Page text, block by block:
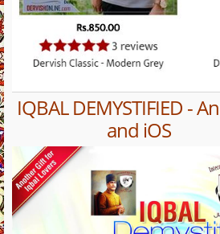
IQBAL DEMYSTIFIED -
and iOS